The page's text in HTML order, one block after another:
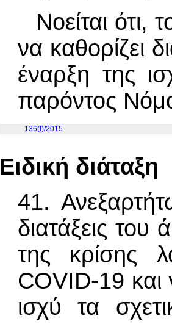
Νοείται ότι,
να καθορίζει
έναρξη της
παρόντος
136(I)/2015
Ειδική διάταξη
41.
διατάξεις του
της κρίσης
COVID-19 και
ισχύ τα